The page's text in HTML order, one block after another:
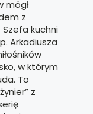
mógł
z
kuchni
Arkadiusza
w którym
To
z